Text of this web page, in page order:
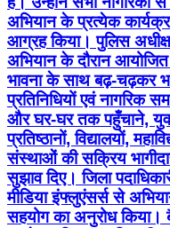
अभियान के प्रत्येक
आग्रह किया। पुलिस
अभियान के दौरान आयोजित
भावना के साथ बढ़-चढ़कर
प्रतिनिधियों एवं नागरिक
और घर-घर तक पहुँचाने,
प्रतिष्ठानों, विद्यालयों,
संस्थाओं की सक्रिय
सुझाव दिए। जिला
मीडिया इंफ्लुएंसर्स से
सहयोग का अनुरोध किया।